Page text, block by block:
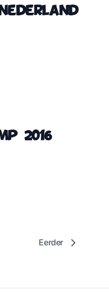
2016
Eerder